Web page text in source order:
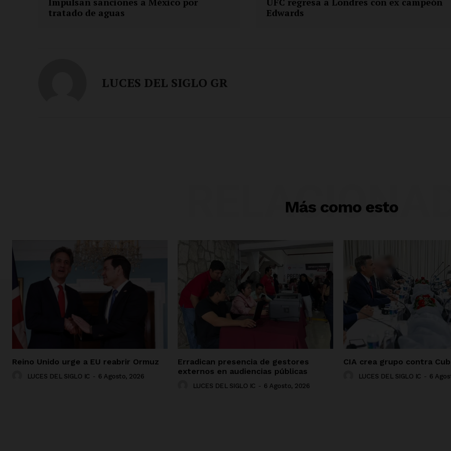
tratado de aguas
Edwards
LUCES DEL SIGLO GR
Más como esto
Reino Unido urge a EU reabrir Ormuz
LUCES DEL SIGLO IC - 6 Agosto, 2026
Erradican presencia de gestores
externos en audiencias públicas
LUCES DEL SIGLO IC - 6 Agosto, 2026
CIA crea grupo contra
LUCES DEL SIGLO IC - 6